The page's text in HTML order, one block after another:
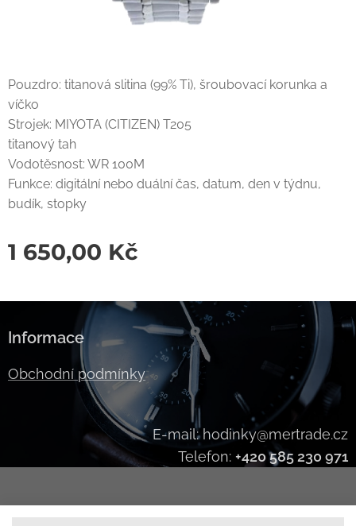
Pouzdro: titanová slitina (99% Ti), šroubovací korunka a
víčko
Strojek: MIYOTA (CITIZEN) T205
titanový tah
Vodotěsnost: WR 100M
Funkce: digitální nebo duální čas, datum, den v týdnu,
budík, stopky
1 650,00 Kč
Informace
Obchodní podmínky
E-mail: hodinky@mertrade.cz
Telefon: +420 585 230 971